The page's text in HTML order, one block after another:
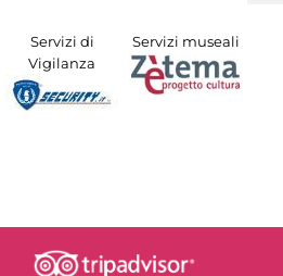
Servizi di
Vigilanza
Servizi museali